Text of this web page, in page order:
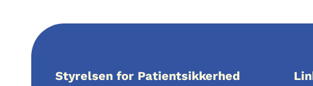
Styrelsen for Patientsikkerhed